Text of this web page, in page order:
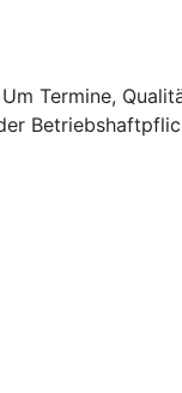
Termine,